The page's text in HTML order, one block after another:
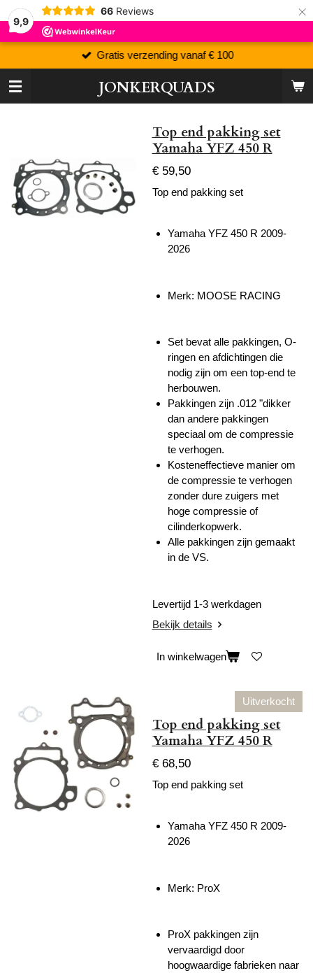
9,9
66 Reviews ×
JONKERQUADS
Gratis verzending vanaf € 100
Top end pakking set
Yamaha YFZ 450 R
€ 59,50
Top end pakking set
Yamaha YFZ 450 R 2009-
2026
Merk: MOOSE RACING
Set bevat alle pakkingen, O-
ringen en afdichtingen die
nodig zijn om een ​​top-end te
herbouwen.
Pakkingen zijn .012 "dikker
dan andere pakkingen
speciaal om de compressie
te verhogen.
Kosteneffectieve manier om
de compressie te verhogen
zonder dure zuigers met
hoge compressie of
cilinderkopwerk.
Alle pakkingen zijn gemaakt
in de VS.
Levertijd 1-3 werkdagen
Bekijk details
In winkelwagen
Uitverkocht
Top end pakking set
Yamaha YFZ 450 R
€ 68,50
Top end pakking set
Yamaha YFZ 450 R 2009-
2026
Merk: ProX
ProX pakkingen zijn
vervaardigd door
hoogwaardige fabrieken naar